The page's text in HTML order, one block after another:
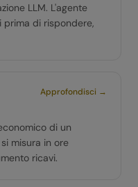
LLM. L'agente
di rispondere,
Approfondisci →
di un
misura in ore
ricavi.